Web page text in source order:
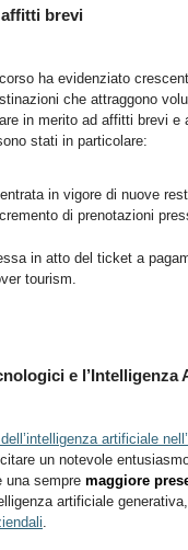
brevi
ha evidenziato
che attraggono
in merito ad affitti brevi e
stati in particolare:
in vigore di nuove
di prenotazioni
in atto del ticket a
tourism.
e l’Intelligenza
artificiale
un notevole
una sempre maggiore
artificiale
.